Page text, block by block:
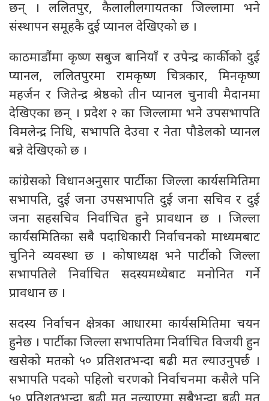
छन् । ललितपुर, कैलालीलगायतका जिल्लामा भने
संस्थापन समूहकै दुई प्यानल देखिएको छ ।
काठमाडौंमा कृष्ण सबुज बानियाँ र उपेन्द्र कार्कीको दुई
प्यानल, ललितपुरमा रामकृष्ण चित्रकार, मिनकृष्ण
महर्जन र जितेन्द्र श्रेष्ठको तीन प्यानल चुनावी मैदानमा
देखिएका छन् । प्रदेश २ का जिल्लामा भने उपसभापति
विमलेन्द्र निधि, सभापति देउवा र नेता पौडेलको प्यानल
बन्ने देखिएको छ ।
कांग्रेसको विधानअनुसार पार्टीका जिल्ला कार्यसमितिमा
सभापति, दुई जना उपसभापति दुई जना सचिव र दुई
जना सहसचिव निर्वाचित हुने प्रावधान छ । जिल्ला
कार्यसमितिका सबै पदाधिकारी निर्वाचनको माध्यमबाट
चुनिने व्यवस्था छ । कोषाध्यक्ष भने पार्टीको जिल्ला
सभापतिले निर्वाचित सदस्यमध्येबाट मनोनित गर्ने
प्रावधान छ ।
सदस्य निर्वाचन क्षेत्रका आधारमा कार्यसमितिमा चयन
हुनेछ । पार्टीका जिल्ला सभापतिमा निर्वाचित विजयी हुन
खसेको मतको ५० प्रतिशतभन्दा बढी मत ल्याउनुपर्छ ।
सभापति पदको पहिलो चरणको निर्वाचनमा कसैले पनि